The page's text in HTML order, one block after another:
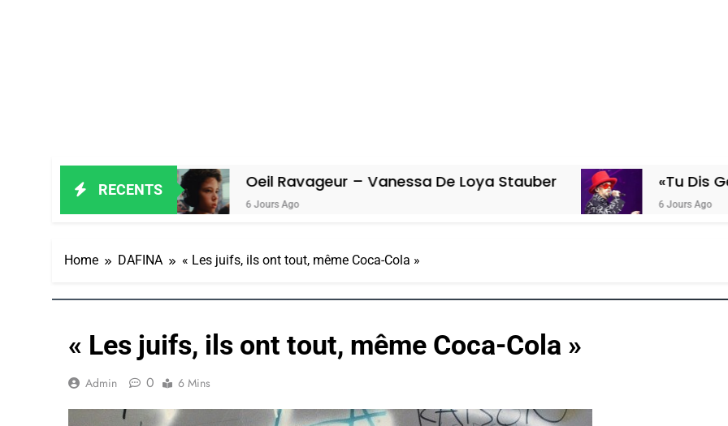
RECENTS Oeil Ravageur – Vanessa De Loya Stauber
6 Jours Ago
«Tu Dis Génocide,
6 Jours Ago
Home DAFINA « Les juifs, ils ont tout, même Coca-Cola »
« Les juifs, ils ont tout, même Coca-Cola »
Admin 0 6 Mins